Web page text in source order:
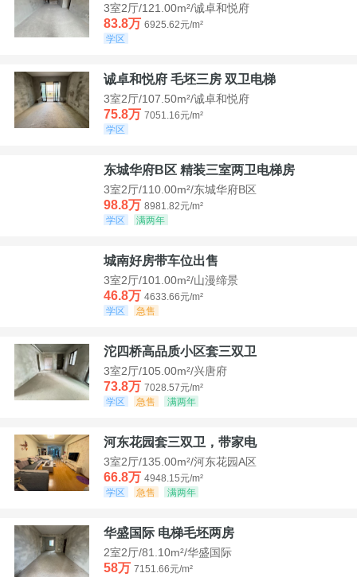
3室2厅/121.00m²/诚卓和悦府
83.8万 6925.62元/m²
学区
诚卓和悦府 毛坯三房 双卫电梯
3室2厅/107.50m²/诚卓和悦府
75.8万 7051.16元/m²
学区
东城华府B区 精装三室两卫电梯房
3室2厅/110.00m²/东城华府B区
98.8万 8981.82元/m²
学区
满两年
城南好房带车位出售
3室2厅/101.00m²/山漫缔景
46.8万 4633.66元/m²
学区
急售
沱四桥高品质小区套三双卫
3室2厅/105.00m²/兴唐府
73.8万 7028.57元/m²
学区
急售 满两年
河东花园套三双卫，带家电
3室2厅/135.00m²/河东花园A区
66.8万 4948.15元/m²
学区
急售 满两年
华盛国际 电梯毛坯两房
2室2厅/81.10m²/华盛国际
58万 7151.66元/m²